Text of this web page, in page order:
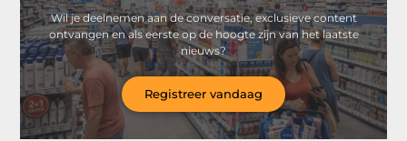
Wil je deelnemen aan de conversatie, exclusieve content
ontvangen en als eerste op de hoogte zijn van het laatste
nieuws?
Registreer vandaag